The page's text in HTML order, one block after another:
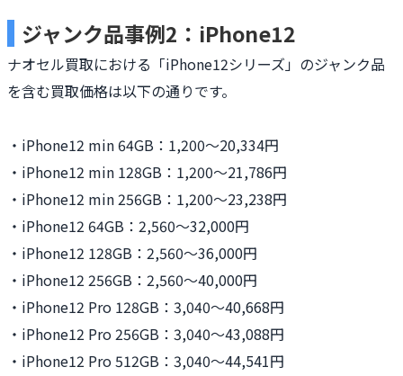
ジャンク品事例2：iPhone12
ナオセル買取における「iPhone12シリーズ」のジャンク品
を含む買取価格は以下の通りです。
・iPhone12 min 64GB：1,200〜20,334円
・iPhone12 min 128GB：1,200〜21,786円
・iPhone12 min 256GB：1,200〜23,238円
・iPhone12 64GB：2,560〜32,000円
・iPhone12 128GB：2,560〜36,000円
・iPhone12 256GB：2,560〜40,000円
・iPhone12 Pro 128GB：3,040〜40,668円
・iPhone12 Pro 256GB：3,040〜43,088円
・iPhone12 Pro 512GB：3,040〜44,541円